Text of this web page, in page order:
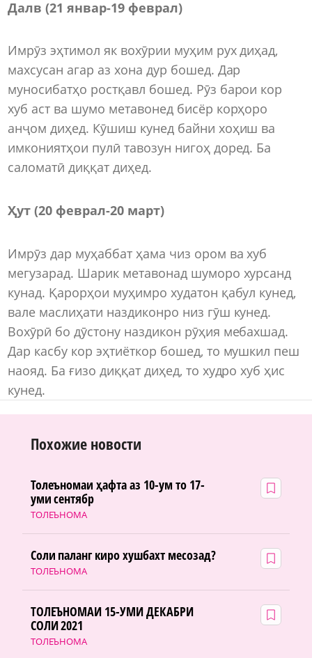
Далв (21 январ-19 феврал)
Имрӯз эҳтимол як вохӯрии муҳим рух диҳад,
махсусан агар аз хона дур бошед. Дар
муносибатҳо ростқавл бошед. Рӯз барои кор
хуб аст ва шумо метавонед бисёр корҳоро
анҷом диҳед. Кӯшиш кунед байни хоҳиш ва
имкониятҳои пулӣ тавозун нигоҳ доред. Ба
саломатӣ диққат диҳед.
Ҳут (20 феврал-20 март)
Имрӯз дар муҳаббат ҳама чиз ором ва хуб
мегузарад. Шарик метавонад шуморо хурсанд
кунад. Қарорҳои муҳимро худатон қабул кунед,
вале маслиҳати наздиконро низ гӯш кунед.
Вохӯрӣ бо дӯстону наздикон рӯҳия мебахшад.
Дар касбу кор эҳтиёткор бошед, то мушкил пеш
наояд. Ба ғизо диққат диҳед, то худро хуб ҳис
кунед.
Похожие новости
ТОЛЕЪНОМА
Толеъномаи ҳафта аз 10-ум то 17-
уми сентябр
ТОЛЕЪНОМА
Соли паланг киро хушбахт месозад?
ТОЛЕЪНОМА
ТОЛЕЪНОМАИ 15-УМИ ДЕКАБРИ
СОЛИ 2021